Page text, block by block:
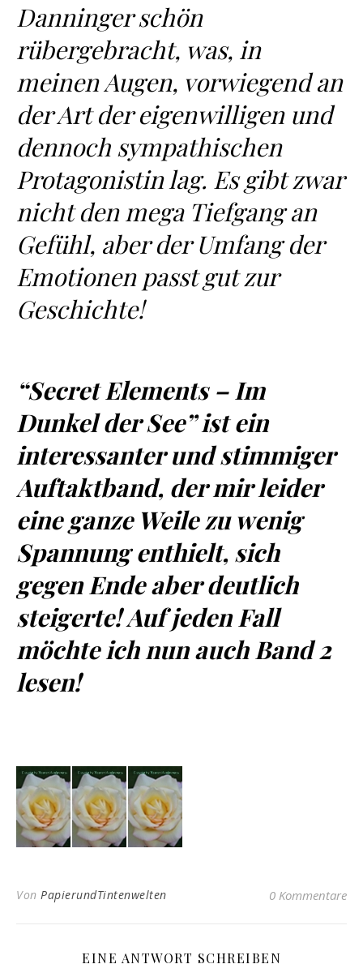
Danninger schön
rübergebracht, was, in
meinen Augen, vorwiegend an
der Art der eigenwilligen und
dennoch sympathischen
Protagonistin lag. Es gibt zwar
nicht den mega Tiefgang an
Gefühl, aber der Umfang der
Emotionen passt gut zur
Geschichte!
“Secret Elements – Im
Dunkel der See” ist ein
interessanter und stimmiger
Auftaktband, der mir leider
eine ganze Weile zu wenig
Spannung enthielt, sich
gegen Ende aber deutlich
steigerte! Auf jeden Fall
möchte ich nun auch Band 2
lesen!
Von PapierundTintenwelten 0 Kommentare
EINE ANTWORT SCHREIBEN